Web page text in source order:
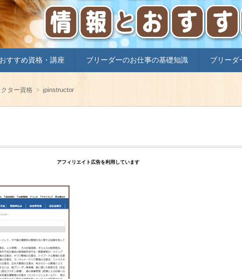
おすすめ資格・講座 ブリーダーのお仕事の基礎知識 ブリーダ
ター資格 jpinstructor
アフィリエイト広告を利用しています